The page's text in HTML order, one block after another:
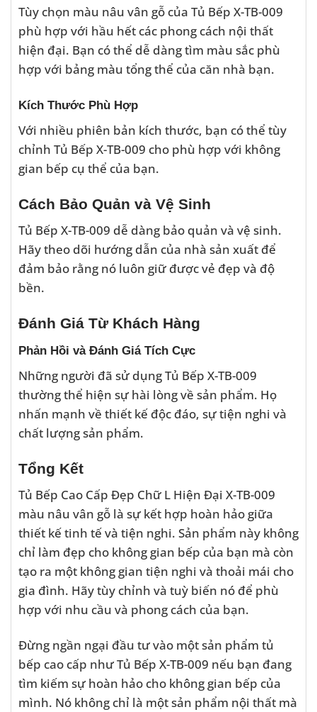
Tùy chọn màu nâu vân gỗ của Tủ Bếp X-TB-009
phù hợp với hầu hết các phong cách nội thất
hiện đại. Bạn có thể dễ dàng tìm màu sắc phù
hợp với bảng màu tổng thể của căn nhà bạn.
Kích Thước Phù Hợp
Với nhiều phiên bản kích thước, bạn có thể tùy
chỉnh Tủ Bếp X-TB-009 cho phù hợp với không
gian bếp cụ thể của bạn.
Cách Bảo Quản và Vệ Sinh
Tủ Bếp X-TB-009 dễ dàng bảo quản và vệ sinh.
Hãy theo dõi hướng dẫn của nhà sản xuất để
đảm bảo rằng nó luôn giữ được vẻ đẹp và độ
bền.
Đánh Giá Từ Khách Hàng
Phản Hồi và Đánh Giá Tích Cực
Những người đã sử dụng Tủ Bếp X-TB-009
thường thể hiện sự hài lòng về sản phẩm. Họ
nhấn mạnh về thiết kế độc đáo, sự tiện nghi và
chất lượng sản phẩm.
Tổng Kết
Tủ Bếp Cao Cấp Đẹp Chữ L Hiện Đại X-TB-009
màu nâu vân gỗ là sự kết hợp hoàn hảo giữa
thiết kế tinh tế và tiện nghi. Sản phẩm này không
chỉ làm đẹp cho không gian bếp của bạn mà còn
tạo ra một không gian tiện nghi và thoải mái cho
gia đình. Hãy tùy chỉnh và tuỳ biến nó để phù
hợp với nhu cầu và phong cách của bạn.
Đừng ngần ngại đầu tư vào một sản phẩm tủ
bếp cao cấp như Tủ Bếp X-TB-009 nếu bạn đang
tìm kiếm sự hoàn hảo cho không gian bếp của
mình. Nó không chỉ là một sản phẩm nội thất mà